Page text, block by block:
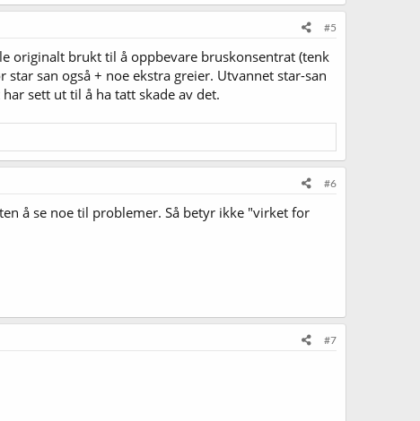
#5
originalt brukt til å oppbevare bruskonsentrat (tenk
san også + noe ekstra greier. Utvannet star-san
sett ut til å ha tatt skade av det.
#6
å se noe til problemer. Så betyr ikke "virket for
#7